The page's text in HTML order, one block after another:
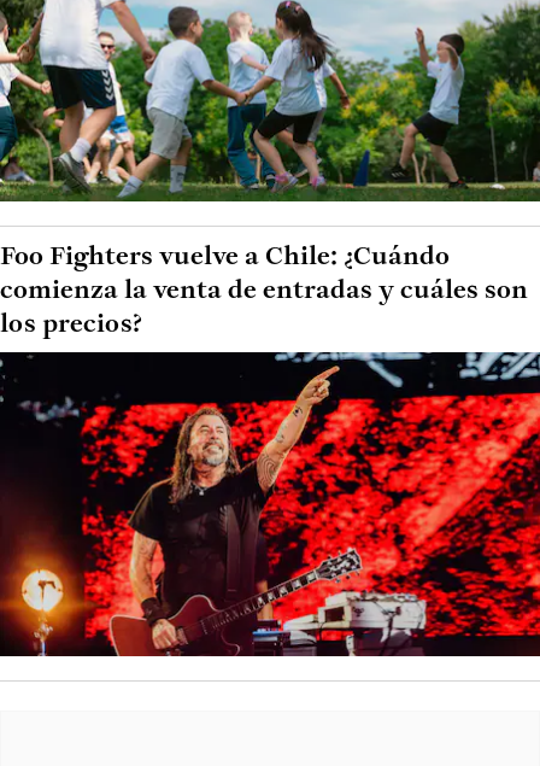
Foo Fighters vuelve a Chile: ¿Cuándo
comienza la venta de entradas y cuáles son
los precios?